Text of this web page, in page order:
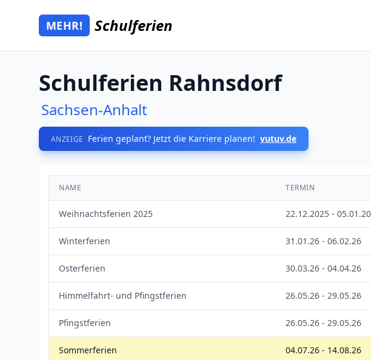
Zum Hauptinhalt springen
Mehr Schulferien
MEHR! Schulferien
Schulferien Rahnsdorf
Sachsen-Anhalt
ANZEIGE Ferien geplant? Jetzt die Karriere planen! vutuv.de
NAME TERMIN
Weihnachtsferien 2025 22.12.2025 -
Winterferien 31.01.26 - 06.02.26
Osterferien 30.03.26 - 04.04.26
Himmelfahrt- und Pfingstferien 26.05.26 - 29.05.26
Pfingstferien 26.05.26 - 29.05.26
Sommerferien 04.07.26 - 14.08.26